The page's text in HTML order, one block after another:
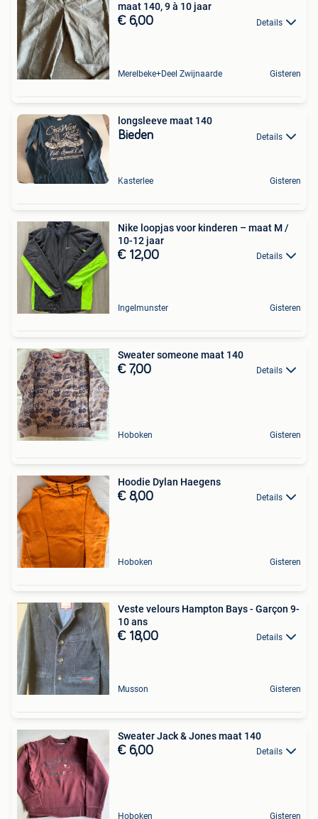
maat 140, 9 à 10 jaar
€ 6,00 Details
Merelbeke+Deel Zwijnaarde Gisteren
longsleeve maat 140
Bieden Details
Kasterlee Gisteren
Nike loopjas voor kinderen – maat M /
10-12 jaar
€ 12,00 Details
Ingelmunster Gisteren
Sweater someone maat 140
€ 7,00 Details
Hoboken Gisteren
Hoodie Dylan Haegens
€ 8,00 Details
Hoboken Gisteren
Veste velours Hampton Bays - Garçon 9-
10 ans
€ 18,00 Details
Musson Gisteren
Sweater Jack & Jones maat 140
€ 6,00 Details
Hoboken Gisteren